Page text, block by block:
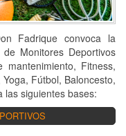
Fadrique convoca la
Monitores Deportivos
mantenimiento, Fitness,
Fútbol, Baloncesto,
las siguientes bases: